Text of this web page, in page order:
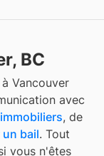
BC
à Vancouver
avec
, de
bail. Tout
vous n'êtes